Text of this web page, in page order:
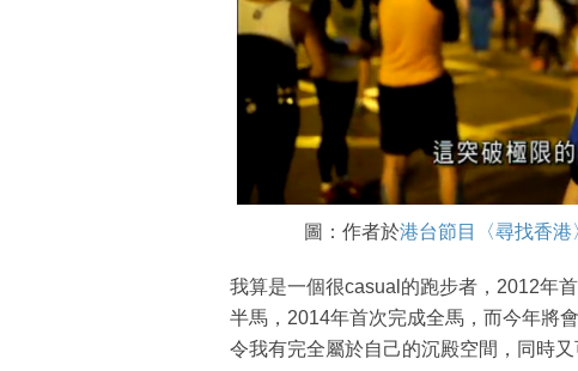
圖：作者於港台節目〈尋找香港
我算是一個很casual的跑步者，2012年
半馬，2014年首次完成全馬，而今年將
令我有完全屬於自己的沉殿空間，同時